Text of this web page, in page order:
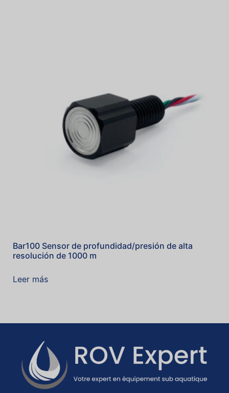
Bar100 Sensor de profundidad/presión de alta
resolución de 1000 m
Leer más